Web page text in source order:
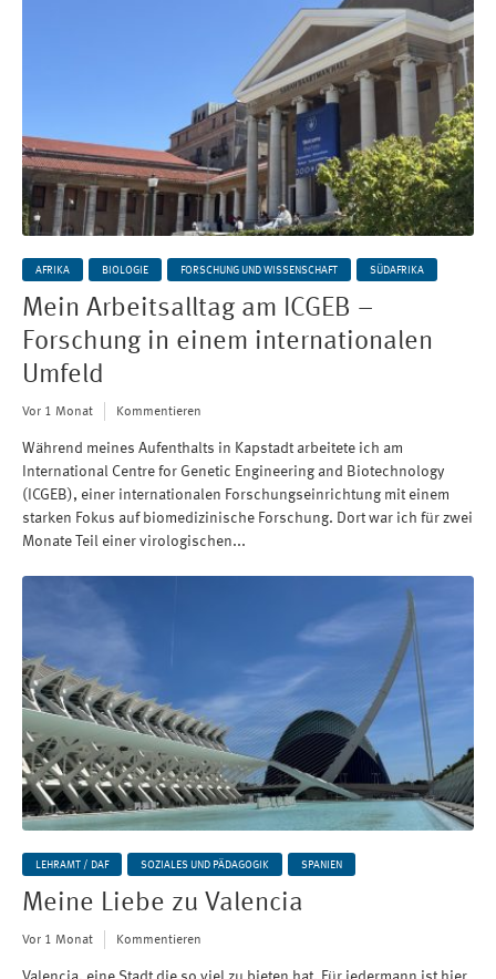
AFRIKA BIOLOGIE FORSCHUNG UND WISSENSCHAFT SÜDAFRIKA
Mein Arbeitsalltag am ICGEB –
Forschung in einem internationalen
Umfeld
Vor 1 Monat Kommentieren
Während meines Aufenthalts in Kapstadt arbeitete ich am
International Centre for Genetic Engineering and Biotechnology
(ICGEB), einer internationalen Forschungseinrichtung mit einem
starken Fokus auf biomedizinische Forschung. Dort war ich für zwei
Monate Teil einer virologischen...
LEHRAMT / DAF SOZIALES UND PÄDAGOGIK SPANIEN
Meine Liebe zu Valencia
Vor 1 Monat Kommentieren